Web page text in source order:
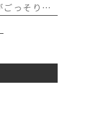
スタッフも愛用中☆汚れがごっそり取れるフロアフロス！